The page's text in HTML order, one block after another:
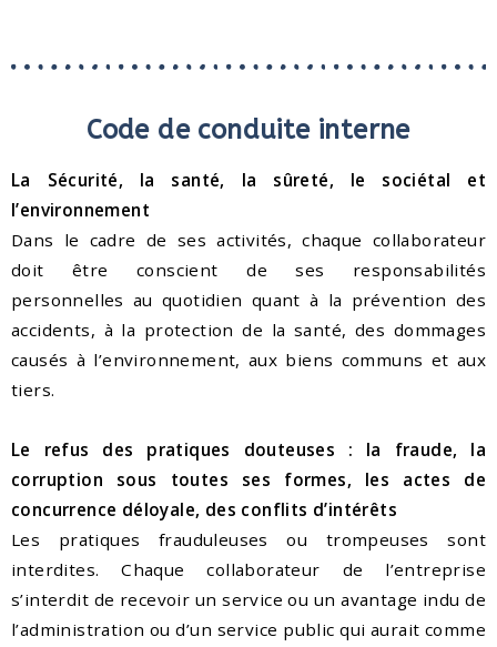
Code de conduite interne
La Sécurité, la santé, la sûreté, le sociétal et
l’environnement
Dans le cadre de ses activités, chaque collaborateur
doit être conscient de ses responsabilités
personnelles au quotidien quant à la prévention des
accidents, à la protection de la santé, des dommages
causés à l’environnement, aux biens communs et aux
tiers.
Le refus des pratiques douteuses : la fraude, la
corruption sous toutes ses formes, les actes de
concurrence déloyale, des conflits d’intérêts
Les pratiques frauduleuses ou trompeuses sont
interdites. Chaque collaborateur de l’entreprise
s’interdit de recevoir un service ou un avantage indu de
l’administration ou d’un service public qui aurait comme